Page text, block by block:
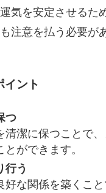
気を安定させるた
注意を払う必要が
イント
つ
清潔に保つことで
ができます。
行う
好な関係を築くこ